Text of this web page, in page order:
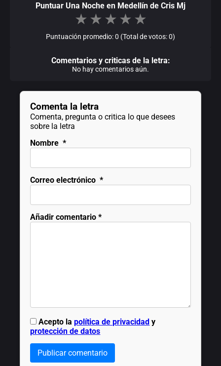
Puntuar Una Noche en Medellín de Cris Mj
★ ★ ★ ★ ★
Puntuación promedio: 0 (Total de votos: 0)
Comentarios y criticas de la letra:
No hay comentarios aún.
Comenta la letra
Comenta, pregunta o critica lo que desees
sobre la letra
Nombre *
Correo electrónico *
Añadir comentario *
Acepto lapolítica de privacidad y
protección de datos
Publicar comentario